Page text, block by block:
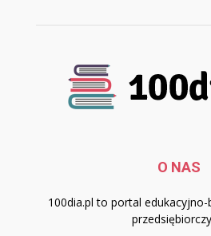
O NAS
100dia.pl to portal